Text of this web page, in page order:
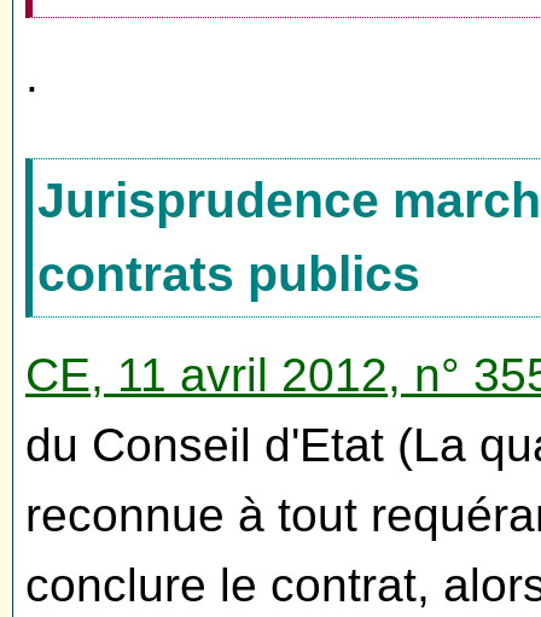
.
Jurisprudence
contrats publics
CE, 11 avril 2012, n°
du Conseil d'Etat (La
reconnue à tout
conclure le contrat,